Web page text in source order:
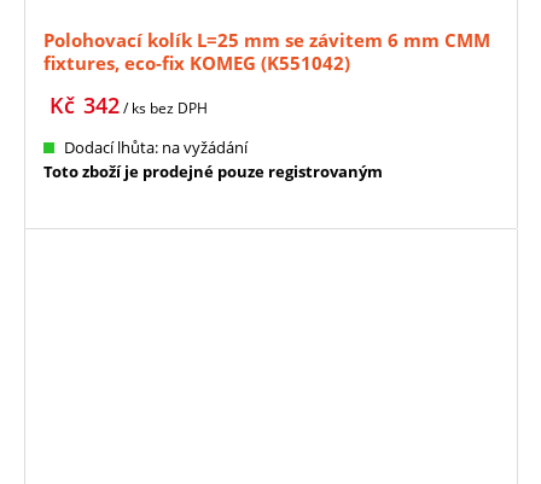
Polohovací kolík L=25 mm se závitem 6 mm CMM
fixtures, eco-fix KOMEG (K551042)
342
Kč / ks bez DPH
Dodací lhůta: na vyžádání
Toto zboží je prodejné pouze registrovaným